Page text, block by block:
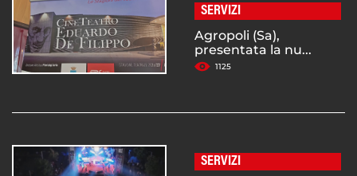
SERVIZI
Agropoli (Sa),
presentata la nu...
1125
SERVIZI